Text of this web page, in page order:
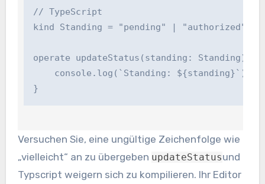
// TypeScript
kind Standing = "pending" | "authorized" |
operate updateStatus(standing: Standing):
    console.log(`Standing: ${standing}`);
}
Versuchen Sie, eine ungültige Zeichenfolge wie
„vielleicht“ an zu übergeben updateStatusund
Typscript weigern sich zu kompilieren. Ihr Editor